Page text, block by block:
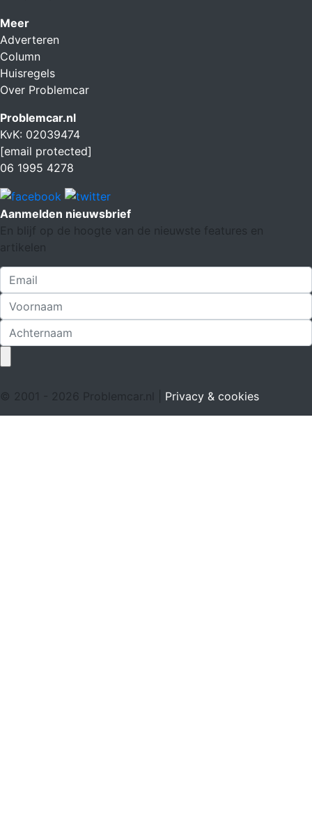
Meer
Adverteren
Column
Huisregels
Over Problemcar
Problemcar.nl
KvK: 02039474
[email protected]
06 1995 4278
Aanmelden nieuwsbrief
En blijf op de hoogte van de nieuwste features en
artikelen
© 2001 - 2026 Problemcar.nl | Privacy & cookies